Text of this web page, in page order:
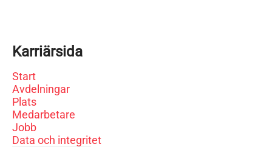
Karriärsida
Start
Avdelningar
Plats
Medarbetare
Jobb
Data och integritet